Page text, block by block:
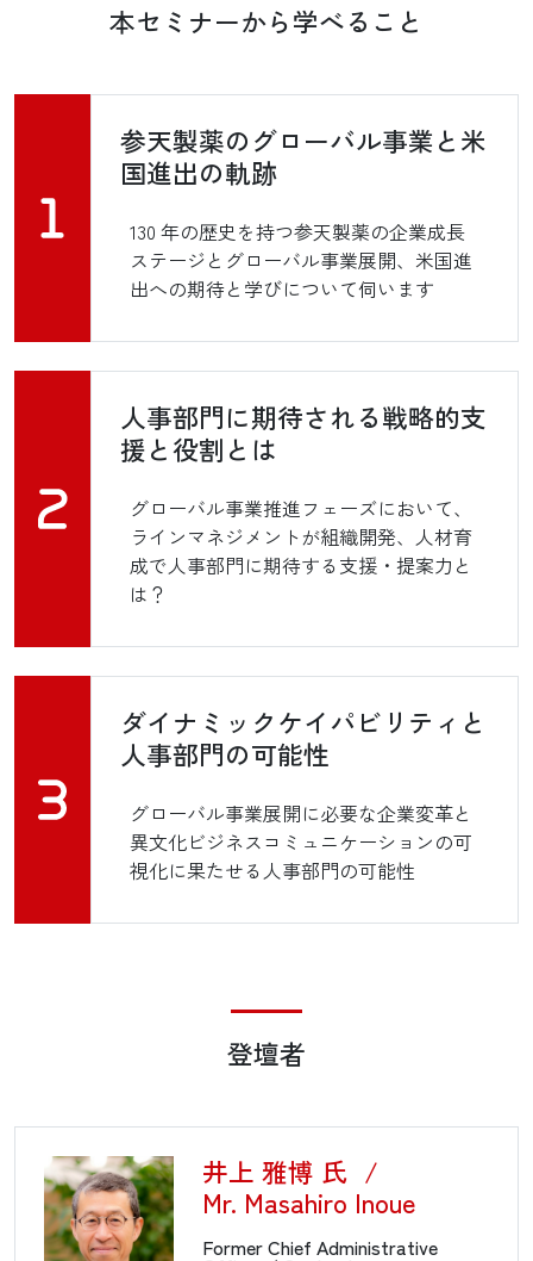
本セミナーから学べること
参天製薬のグローバル事業と米
国進出の軌跡
130 年の歴史を持つ参天製薬の企業成長
ステージとグローバル事業展開、米国進
出への期待と学びについて伺います
人事部門に期待される戦略的支
援と役割とは
グローバル事業推進フェーズにおいて、
ラインマネジメントが組織開発、人材育
成で人事部門に期待する支援・提案力と
は？
ダイナミックケイパビリティと
人事部門の可能性
グローバル事業展開に必要な企業変革と
異文化ビジネスコミュニケーションの可
視化に果たせる人事部門の可能性
登壇者
井上 雅博 氏 /
Mr. Masahiro Inoue
Former Chief Administrative